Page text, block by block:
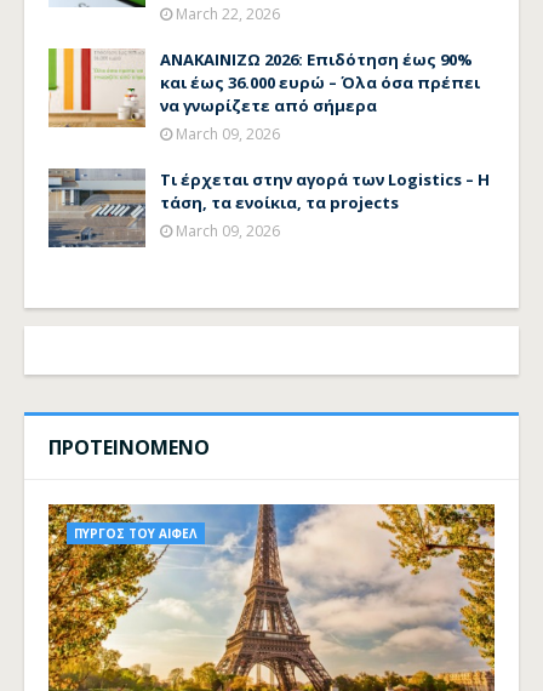
March 22, 2026
ΑΝΑΚΑΙΝΙΖΩ 2026: Επιδότηση έως 90%
και έως 36.000 ευρώ – Όλα όσα πρέπει
να γνωρίζετε από σήμερα
March 09, 2026
Τι έρχεται στην αγορά των Logistics – Η
τάση, τα ενοίκια, τα projects
March 09, 2026
ΠΡΟΤΕΙΝΟΜΕΝΟ
ΠΥΡΓΟΣ ΤΟΥ ΑΙΦΕΛ